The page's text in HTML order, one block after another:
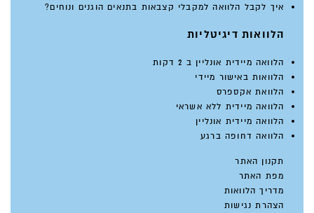
איך לקבל הלוואה למקבלי קצבאות בתנאים הוגנים ונוחים?
הלוואות דיגיטליות
הלוואה מיידית אונליין ב 2 דקות
הלוואות באישור מיידי
הלוואת אקספרס
הלוואה מיידית ללא אשראי
הלוואה מיידית אונליין
הלוואה דחופה ברגע
תקנון האתר
מפת האתר
מדריך הלוואות
הצהרת נגישות